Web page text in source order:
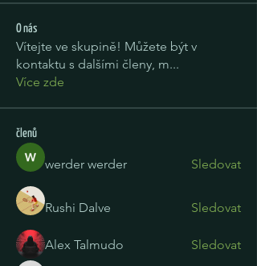
O nás
Vítejte ve skupině! Můžete být v
kontaktu s dalšími členy, m...
Více zde
členů
werder werder Sledovat
Rushi Dalve Sledovat
Alex Talmudo Sledovat